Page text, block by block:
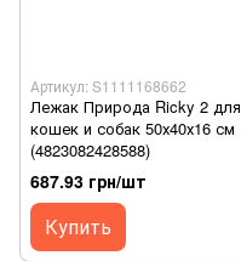
Артикул: S1111168662
Лежак Природа Ricky 2 для
кошек и собак 50х40х16 см
(4823082428588)
687.93 грн/шт
Купить